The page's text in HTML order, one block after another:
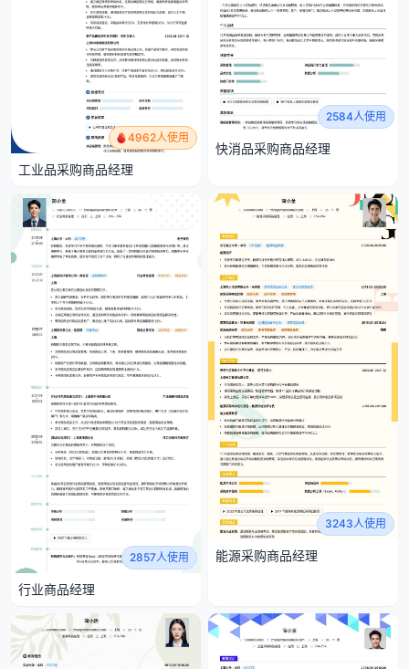
4962人使用
工业品采购商品经理
2584人使用
快消品采购商品经理
2857人使用
行业商品经理
3243人使用
能源采购商品经理